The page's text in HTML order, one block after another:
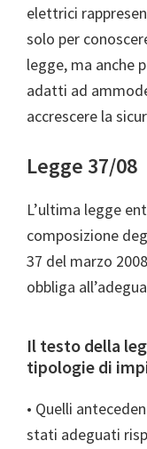
elettrici
solo per
legge, ma anche
adatti ad
accrescere la
Legge 37/08
L’ultima legge
composizione
37 del marzo
obbliga
Il testo della
tipologie di
• Quelli
stati adeguati